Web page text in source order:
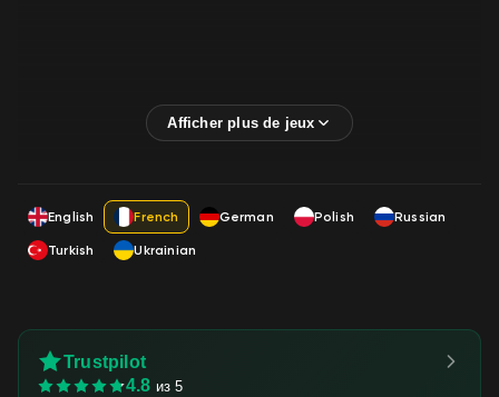
English French German Polish
Russian
Turkish
Ukrainian
Trustpilot
4.8 из 5